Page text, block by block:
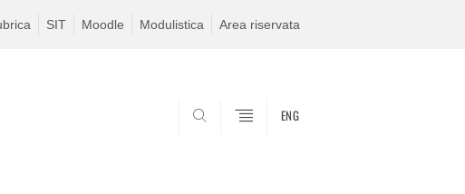
SIT Moodle Modulistica Area riservata
ENG